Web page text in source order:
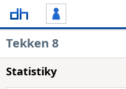
Tekken 8
Statistiky